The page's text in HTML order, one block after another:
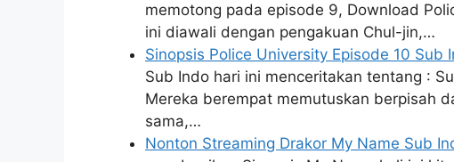
memotong pada episode 9, Download
ini diawali dengan pengakuan Chul-jin,…
Sinopsis Police University Episode 10 Sub
Sub Indo hari ini menceritakan tentang :
Mereka berempat memutuskan berpisah
sama,…
Nonton Streaming Drakor My Name Sub